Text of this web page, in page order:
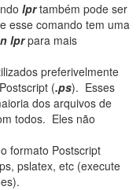
lprtambém pode ser
esse comando tem uma
lprpara mais
preferivelmente
(.ps). Esses
dos arquivos de
todos. Eles não
formato Postscript
pslatex, etc (execute